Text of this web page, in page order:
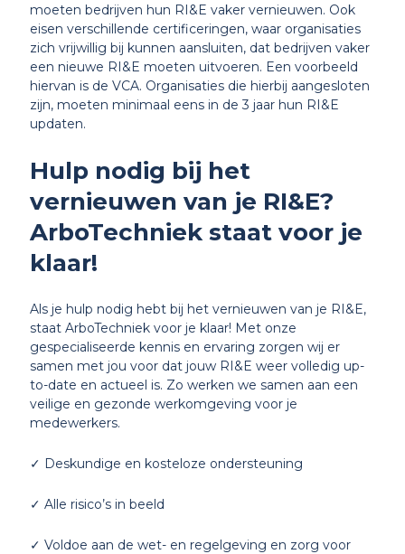
moeten bedrijven hun RI&E vaker vernieuwen. Ook
eisen verschillende certificeringen, waar organisaties
zich vrijwillig bij kunnen aansluiten, dat bedrijven vaker
een nieuwe RI&E moeten uitvoeren. Een voorbeeld
hiervan is de VCA. Organisaties die hierbij aangesloten
zijn, moeten minimaal eens in de 3 jaar hun RI&E
updaten.
Hulp nodig bij het
vernieuwen van je RI&E?
ArboTechniek staat voor je
klaar!
Als je hulp nodig hebt bij het vernieuwen van je RI&E,
staat ArboTechniek voor je klaar! Met onze
gespecialiseerde kennis en ervaring zorgen wij er
samen met jou voor dat jouw RI&E weer volledig up-
to-date en actueel is. Zo werken we samen aan een
veilige en gezonde werkomgeving voor je
medewerkers.
✓ Deskundige en kosteloze ondersteuning
✓ Alle risico’s in beeld
✓ Voldoe aan de wet- en regelgeving en zorg voor